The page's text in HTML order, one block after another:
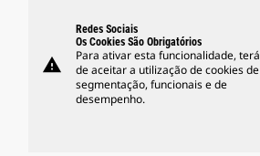
warning
Redes Sociais
Os Cookies São Obrigatórios
Para ativar esta funcionalidade, terá
de aceitar a utilização de cookies de
segmentação, funcionais e de
desempenho.